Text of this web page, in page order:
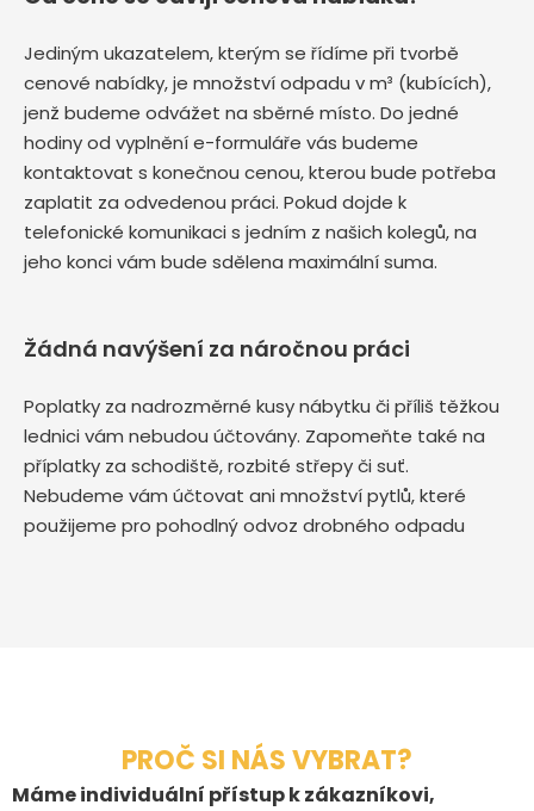
Jediným ukazatelem, kterým se řídíme při tvorbě
cenové nabídky, je množství odpadu v m³ (kubících),
jenž budeme odvážet na sběrné místo. Do jedné
hodiny od vyplnění e-formuláře vás budeme
kontaktovat s konečnou cenou, kterou bude potřeba
zaplatit za odvedenou práci. Pokud dojde k
telefonické komunikaci s jedním z našich kolegů, na
jeho konci vám bude sdělena maximální suma.
Žádná navýšení za náročnou práci
Poplatky za nadrozměrné kusy nábytku či příliš těžkou
lednici vám nebudou účtovány. Zapomeňte také na
příplatky za schodiště, rozbité střepy či suť.
Nebudeme vám účtovat ani množství pytlů, které
použijeme pro pohodlný odvoz drobného odpadu
PROČ SI NÁS VYBRAT?
Máme individuální přístup k zákazníkovi,